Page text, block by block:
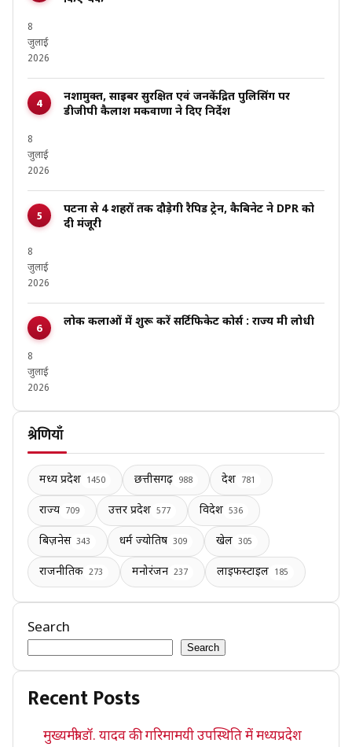
8
जुलाई
2026
नशामुक्त, साइबर सुरक्षित एवं जनकेंद्रित पुलिसिंग पर
डीजीपी कैलाश मकवाणा ने दिए निर्देश
8
जुलाई
2026
पटना से 4 शहरों तक दौड़ेगी रैपिड ट्रेन, कैबिनेट ने DPR को
दी मंजूरी
8
जुलाई
2026
लोक कलाओं में शुरू करें सर्टिफिकेट कोर्स : राज्य मंत्री लोधी
8
जुलाई
2026
श्रेणियाँ
मध्य प्रदेश 1450 छत्तीसगढ़ 988 देश 781
राज्य 709 उत्तर प्रदेश 577 विदेश 536
बिज़नेस 343 धर्म ज्योतिष 309 खेल 305
राजनीतिक 273 मनोरंजन 237 लाइफस्टाइल 185
Search
Search
Recent Posts
मुख्यमंत्री डॉ. यादव की गरिमामयी उपस्थिति में मध्यप्रदेश